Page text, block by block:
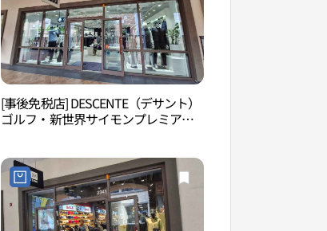
[事後免税店] DESCENTE（デサント）
ゴルフ・新世界サイモンプレミアム
시흥점)